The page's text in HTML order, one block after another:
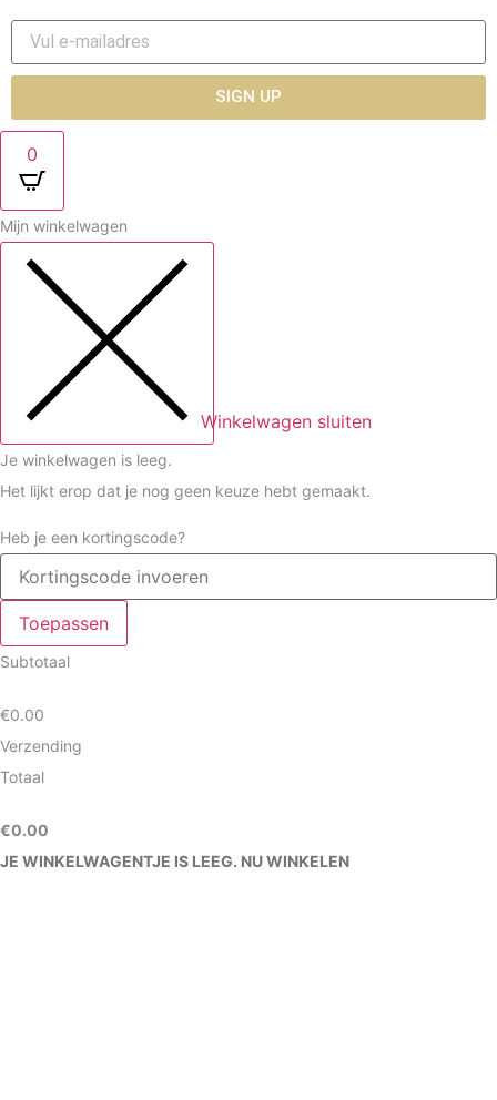
SIGN UP
0
Mijn winkelwagen
Winkelwagen sluiten
Je winkelwagen is leeg.
Het lijkt erop dat je nog geen keuze hebt gemaakt.
Heb je een kortingscode?
Toepassen
Subtotaal
€0.00
Verzending
Totaal
€0.00
JE WINKELWAGENTJE IS LEEG. NU WINKELEN